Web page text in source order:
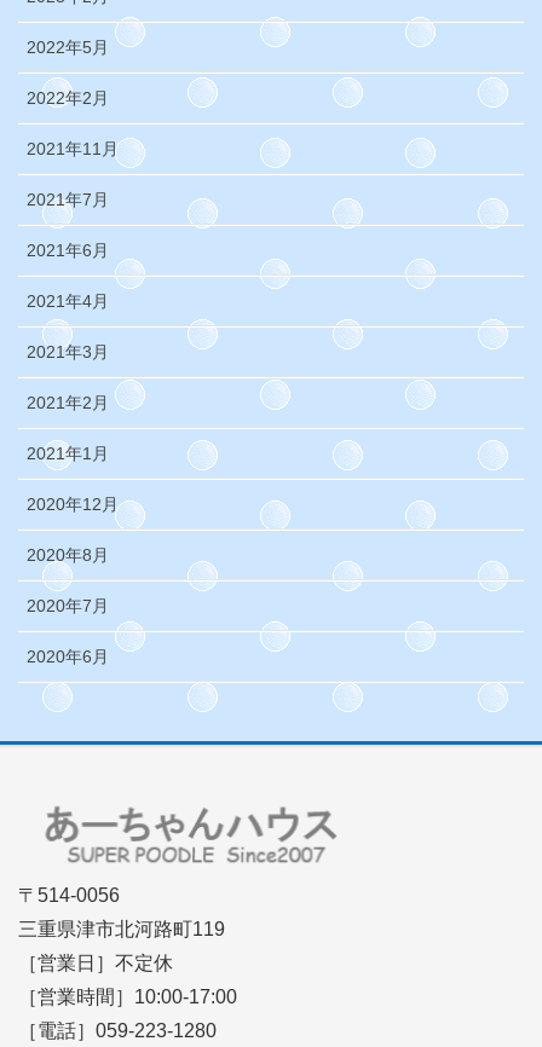
2022年5月
2022年2月
2021年11月
2021年7月
2021年6月
2021年4月
2021年3月
2021年2月
2021年1月
2020年12月
2020年8月
2020年7月
2020年6月
〒514-0056
三重県津市北河路町119
［営業日］不定休
［営業時間］10:00-17:00
［電話］059-223-1280